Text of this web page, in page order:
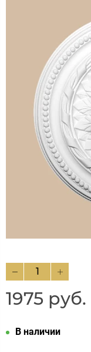
1975 руб.
В наличии